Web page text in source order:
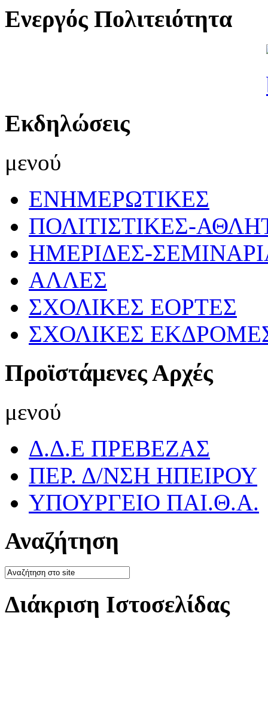
Ενεργός Πολιτειότητα
Εκδηλώσεις
μενού
ΕΝΗΜΕΡΩΤΙΚΕΣ
ΠΟΛΙΤΙΣΤΙΚΕΣ-
ΗΜΕΡΙΔΕΣ-
ΑΛΛΕΣ
ΣΧΟΛΙΚΕΣ ΕΟΡΤΕΣ
ΣΧΟΛΙΚΕΣ
Προϊστάμενες Αρχές
μενού
Δ.Δ.Ε ΠΡΕΒΕΖΑΣ
ΠΕΡ. Δ/ΝΣΗ ΗΠΕΙΡΟΥ
ΥΠΟΥΡΓΕΙΟ ΠΑΙ.Θ.Α.
Αναζήτηση
Διάκριση Ιστοσελίδας